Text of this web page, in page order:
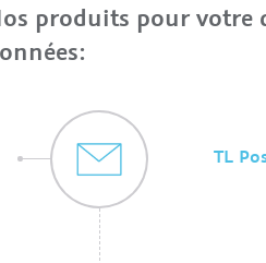
produits pour votre
TL